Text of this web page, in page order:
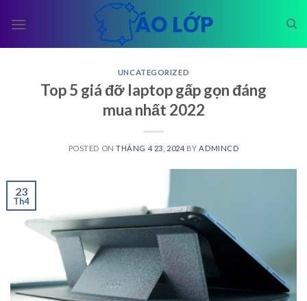
UNCATEGORIZED
Top 5 giá đỡ laptop gấp gọn đáng
mua nhất 2022
POSTED ONTHÁNG 4 23, 2024 BY ADMINCD
23
Th4